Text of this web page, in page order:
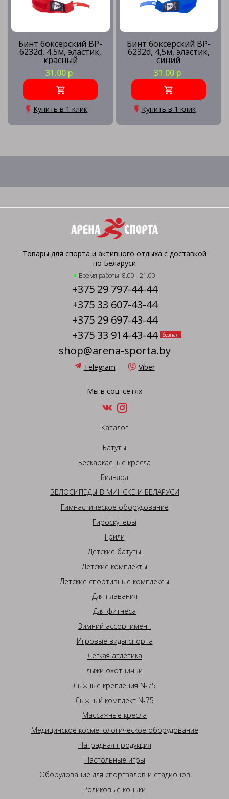
Бинт боксерский BP-
6232d, 4,5м, эластик,
красный
31.00 р
Купить в 1 клик
Бинт боксерский BP-
6232d, 4,5м, эластик,
синий
31.00 р
Купить в 1 клик
Товары для спорта и активного отдыха с доставкой
по Беларуси
Время работы: 8.00 - 21.00
+375 29 797-44-44
+375 33 607-43-44
+375 29 697-43-44
+375 33 914-43-44
безнал
shop@arena-sporta.by
Telegram Viber
Мы в соц. сетях
Каталог
Батуты
Бескаркасные кресла
Бильярд
ВЕЛОСИПЕДЫ В МИНСКЕ И БЕЛАРУСИ
Гимнастическое оборудование
Гироскутеры
Грили
Детские батуты
Детские комплекты
Детские спортивные комплексы
Для плавания
Для фитнеса
Зимний ассортимент
Игровые виды спорта
Легкая атлетика
лыжи охотничьи
Лыжные крепления N-75
Лыжный комплект N-75
Массажные кресла
Медицинское косметологическое оборудование
Наградная продукция
Настольные игры
Оборудование для спортзалов и стадионов
Роликовые коньки